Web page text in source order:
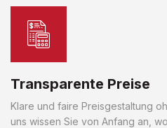
Transparente Preise
Klare und faire Preisgestaltung
uns wissen Sie von Anfang an,